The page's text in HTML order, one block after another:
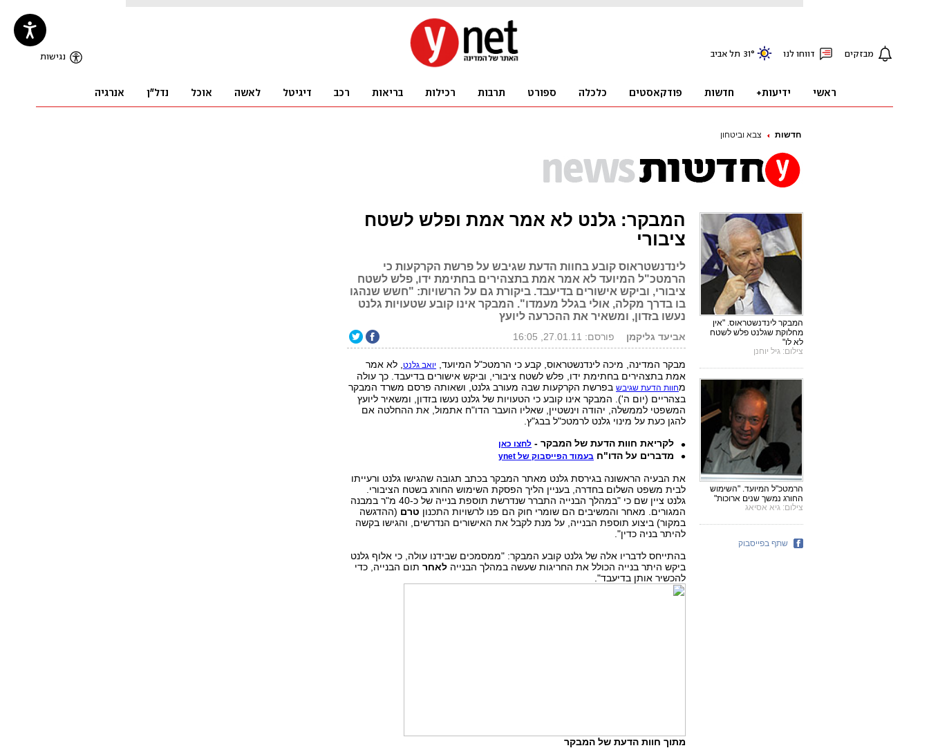
חדשות צבא וביטחון
המבקר: גלנט לא אמר אמת ופלש לשטח
ציבורי
לינדנשטראוס קובע בחוות הדעת שגיבש על פרשת הקרקעות כי
הרמטכ"ל המיועד לא אמר אמת בתצהירים בחתימת ידו, פלש לשטח
ציבורי, וביקש אישורים בדיעבד. ביקורת גם על הרשויות: "חשש שנהגו
בו בדרך מקלה, אולי בגלל מעמדו". המבקר אינו קובע שטעויות גלנט
נעשו בזדון, ומשאיר את ההכרעה ליועץ
אביעד גליקמן פורסם: 27.01.11, 16:05
מבקר המדינה, מיכה לינדנשטראוס, קבע כי הרמטכ"ל המיועד, יואב גלנט, לא אמר
אמת בתצהירים בחתימת ידו, פלש לשטח ציבורי, וביקש אישורים בדיעבד. כך עולה
מחוות הדעת שגיבשבפרשת הקרקעות שבה מעורב גלנט, ושאותה פרסם משרד המבקר
בצהריים (יום ה'). המבקר אינו קובע כי הטעויות של גלנט נעשו בזדון, ומשאיר ליועץ
המשפטי לממשלה, יהודה וינשטיין, שאליו הועבר הדו"ח אתמול, את ההחלטה אם
להגן כעת על מינוי גלנט לרמטכ"ל בבג"ץ.
לקריאת חוות הדעת של המבקר - לחצו כאן
מדברים על הדו"ח בעמוד הפייסבוק של ynet
את הבעיה הראשונה בגירסת גלנט מאתר המבקר בכתב תגובה שהגישו גלנט ורעייתו
לבית משפט השלום בחדרה, בעניין הליך הפסקת השימוש החורג בשטח הציבורי.
גלנט ציין שם כי "במהלך הבנייה התברר שנדרשת תוספת בנייה של כ-40 מ"ר במבנה
המגורים. מאחר והמשיבים הם שומרי חוק הם פנו לרשויות התכנון טרם (ההדגשה
במקור) ביצוע תוספת הבנייה, על מנת לקבל את האישורים הנדרשים, והגישו בקשה
להיתר בניה כדין".
בהתייחס לדבריו אלה של גלנט קובע המבקר: "ממסמכים שבידנו עולה, כי אלוף גלנט
ביקש היתר בנייה הכולל את החריגות שעשה במהלך הבנייה לאחרתום הבנייה, כדי
להכשיר אותן בדיעבד".
מתוך חוות הדעת של המבקר
המבקר לינדנשטראוס. "אין
מחלוקת שגלנט פלש לשטח
לא לו"
צילום: גיל יוחנן
הרמטכ"ל המיועד. "השימוש
החורג נמשך שנים ארוכות"
צילום: גיא אסיאג
שתף בפייסבוק